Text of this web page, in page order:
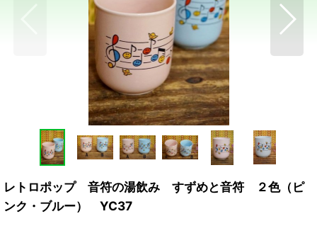
レトロポップ 音符の湯飲み すずめと音符 ２色（ピ
ンク・ブルー） YC37